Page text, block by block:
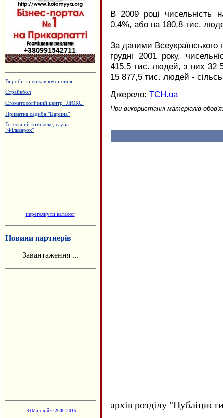
Гуртовня канцтоварів
Архітектурне проектування.
Садиба зеленого туризму "Магнолія"
переглянути каталог
Новини партнерів
Завантаження ...
Ю.Молодій © 2000-2015
В 2009 році чисельність
0,4%, або на 180,8 тис.
За даними Всеукраїнського
грудні 2001 року,
415,5 тис. людей, з них 32
15 877,5 тис. людей -
Джерело: ТСН.ua
При використанні матеріалів
архів розділу